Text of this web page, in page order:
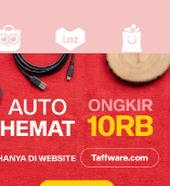
Follow Us